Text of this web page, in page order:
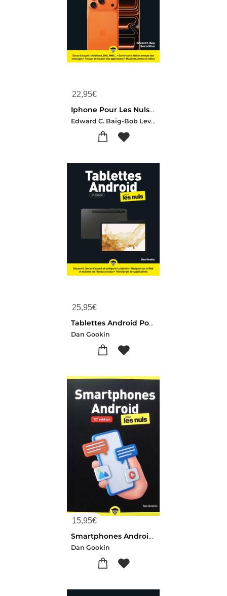
22,95€
Iphone Pour Les Nuls : Edition Ios 26
Edward C. Baig-Bob Levitus
25,95€
Tablettes Android Pour Les Nuls (6e Edition)
Dan Gookin
15,95€
Smartphones Android Pour Les Nuls (12e Edition)
Dan Gookin